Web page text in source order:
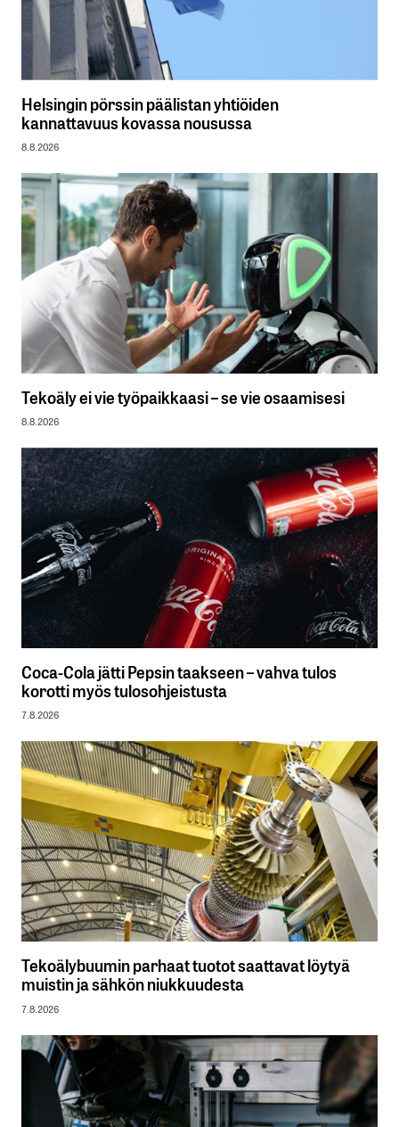
Helsingin pörssin päälistan yhtiöiden
kannattavuus kovassa nousussa
8.8.2026
Tekoäly ei vie työpaikkaasi – se vie osaamisesi
8.8.2026
Coca-Cola jätti Pepsin taakseen – vahva tulos
korotti myös tulosohjeistusta
7.8.2026
Tekoälybuumin parhaat tuotot saattavat löytyä
muistin ja sähkön niukkuudesta
7.8.2026